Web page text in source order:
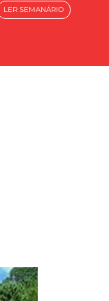
LER SEMANÁRIO